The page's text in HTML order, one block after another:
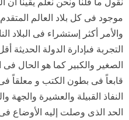
موجود فى كل بلاد العالم
والأمر أكثر إستشراء فى البلاد
التجربة فىإدارة الدولة الحديثة
الصغير والكبير كما هو الحال
قابعاً فى بطون الكتب و معلقاً فى
النفاذ القبيلة والعشيرة
الحد الذى وصلت إليه الأوضاع